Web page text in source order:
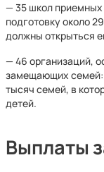
— 35 школ приемных
подготовку около
должны открыться
— 46 организаций,
замещающих семей:
тысяч семей, в
детей.
Выплаты